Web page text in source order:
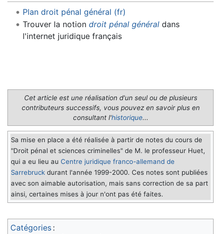
Plan droit pénal général (fr)
Trouver la notion droit pénal généraldans
l'internet juridique français
Cet article est une réalisation d'un seul ou de plusieurs
contributeurs successifs, vous pouvez en savoir plus en
consultant l'historique...
Sa mise en place a été réalisée à partir de notes du cours de
"Droit pénal et sciences criminelles" de M. le professeur Huet,
qui a eu lieu au Centre juridique franco-allemand de
Sarrebruck durant l'année 1999-2000. Ces notes sont publiées
avec son aimable autorisation, mais sans correction de sa part
ainsi, certaines mises à jour n'ont pas été faites.
Catégories :